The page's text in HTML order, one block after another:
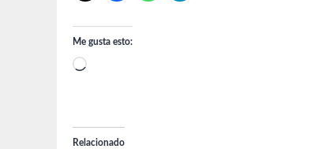
Me gusta esto:
Cargando...
Relacionado